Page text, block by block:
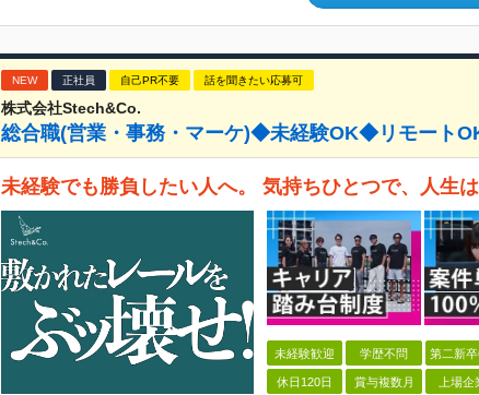
NEW 正社員 自己PR不要 話を聞きたい応募可
株式会社Stech&Co.
総合職(営業・事務・マーケ)◆未経験OK◆リモート
未経験でも勝負したい人へ。 気持ちひとつで、人生は
未経験歓迎 学歴不問 第二新
休日120日 賞与複数月 上場企